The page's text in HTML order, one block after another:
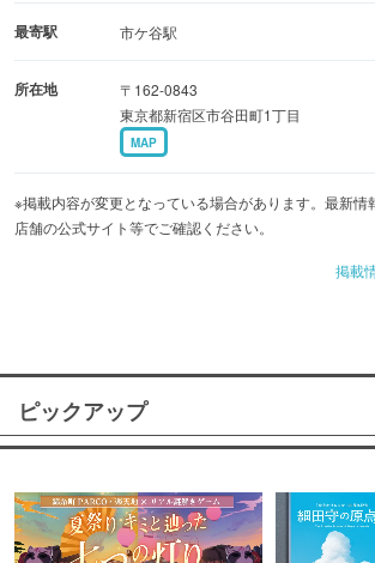
最寄駅 市ケ谷駅
所在地
〒162-0843
東京都新宿区市谷田町1丁目
MAP
※掲載内容が変更となっている場合があります。最新情
店舗の公式サイト等でご確認ください。
掲載
ピックアップ